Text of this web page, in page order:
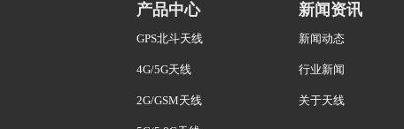
产品中心
GPS北斗天线
4G/5G天线
2G/GSM天线
新闻资讯
新闻动态
行业新闻
关于天线